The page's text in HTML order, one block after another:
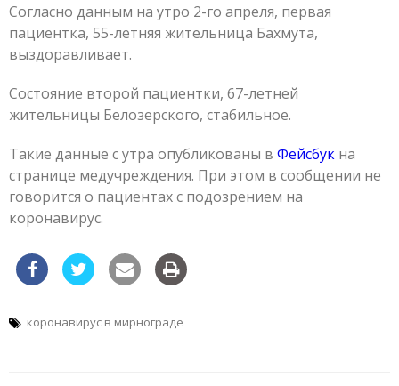
Согласно данным на утро 2-го апреля, первая
пациентка, 55-летняя жительница Бахмута,
выздоравливает.
Состояние второй пациентки, 67-летней
жительницы Белозерского, стабильное.
Такие данные с утра опубликованы в Фейсбук на
странице медучреждения. При этом в сообщении не
говорится о пациентах с подозрением на
коронавирус.
коронавирус в мирнограде